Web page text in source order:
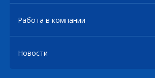
Работа в компании
Новости